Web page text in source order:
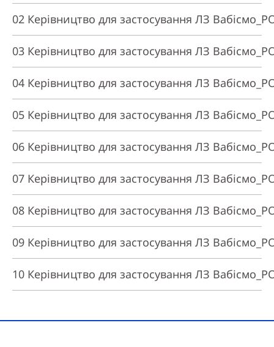
02 Керівництво для застосування ЛЗ
03 Керівництво для застосування ЛЗ
04 Керівництво для застосування ЛЗ
05 Керівництво для застосування ЛЗ
06 Керівництво для застосування ЛЗ
07 Керівництво для застосування ЛЗ
08 Керівництво для застосування ЛЗ
09 Керівництво для застосування ЛЗ
10 Керівництво для застосування ЛЗ